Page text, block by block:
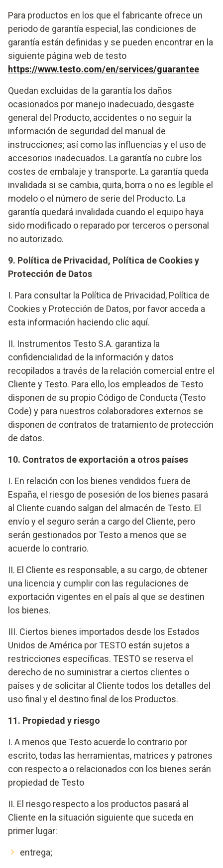
Para productos en los que el fabricante ofrece un
periodo de garantía especial, las condiciones de
garantía están definidas y se pueden encontrar en la
siguiente página web de testo
https://www.testo.com/en/services/guarantee
Quedan excluidas de la garantía los daños
ocasionados por manejo inadecuado, desgaste
general del Producto, accidentes o no seguir la
información de seguridad del manual de
instrucciones; así como las influencias y el uso de
accesorios inadecuados. La garantía no cubre los
costes de embalaje y transporte. La garantía queda
invalidada si se cambia, quita, borra o no es legible el
modelo o el número de serie del Producto. La
garantía quedará invalidada cuando el equipo haya
sido modificado o reparado por terceros o personal
no autorizado.
9. Política de Privacidad, Política de Cookies y
Protección de Datos
I. Para consultar la Política de Privacidad, Política de
Cookies y Protección de Datos, por favor acceda a
esta información haciendo clic aquí.
II. Instrumentos Testo S.A. garantiza la
confidencialidad de la información y datos
recopilados a través de la relación comercial entre el
Cliente y Testo. Para ello, los empleados de Testo
disponen de su propio Código de Conducta (Testo
Code) y para nuestros colaboradores externos se
disponen de contratos de tratamiento de protección
de datos.
10. Contratos de exportación a otros países
I. En relación con los bienes vendidos fuera de
España, el riesgo de posesión de los bienes pasará
al Cliente cuando salgan del almacén de Testo. El
envío y el seguro serán a cargo del Cliente, pero
serán gestionados por Testo a menos que se
acuerde lo contrario.
II. El Cliente es responsable, a su cargo, de obtener
una licencia y cumplir con las regulaciones de
exportación vigentes en el país al que se destinen
los bienes.
III. Ciertos bienes importados desde los Estados
Unidos de América por TESTO están sujetos a
restricciones específicas. TESTO se reserva el
derecho de no suministrar a ciertos clientes o
países y de solicitar al Cliente todos los detalles del
uso final y el destino final de los Productos.
11. Propiedad y riesgo
I. A menos que Testo acuerde lo contrario por
escrito, todas las herramientas, matrices y patrones
con respecto a o relacionados con los bienes serán
propiedad de Testo
II. El riesgo respecto a los productos pasará al
Cliente en la situación siguiente que suceda en
primer lugar:
entrega;